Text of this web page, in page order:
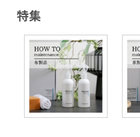
特集